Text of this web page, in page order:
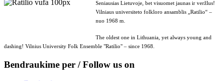
Seniausias Lietuvoje, bet visuomet jaunas ir veržlus!
Vilniaus universiteto folkloro ansamblis „Ratilio“ –
nuo 1968 m.
The oldest one in Lithuania, yet always young and
dashing! Vilnius University Folk Ensemble "Ratilio" – since 1968.
Bendraukime per / Follow us on